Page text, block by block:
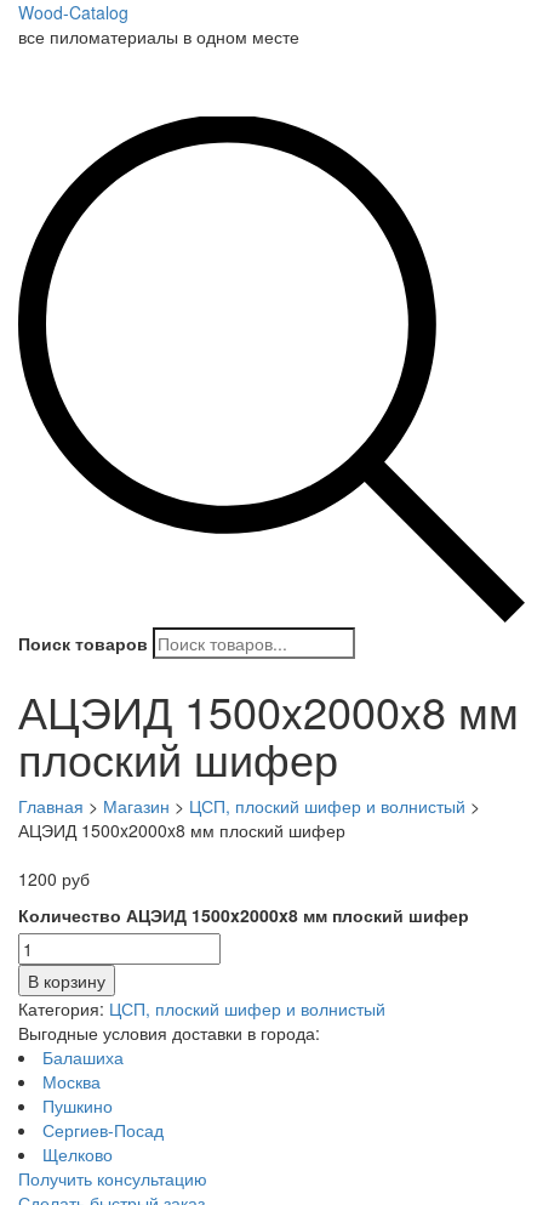
Wood-Catalog
все пиломатериалы в одном месте
Поиск товаров
АЦЭИД 1500x2000x8 мм
плоский шифер
Главная > Магазин > ЦСП, плоский шифер и волнистый >
АЦЭИД 1500x2000x8 мм плоский шифер
1200 руб
Количество АЦЭИД 1500x2000x8 мм плоский шифер
В корзину
Категория: ЦСП, плоский шифер и волнистый
Выгодные условия доставки в города:
Балашиха
Москва
Пушкино
Сергиев-Посад
Щелково
Получить консультацию